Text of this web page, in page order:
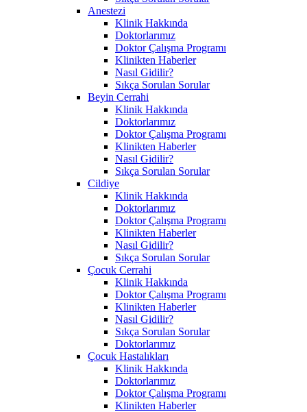
Anestezi
Klinik Hakkında
Doktorlarımız
Doktor Çalışma Programı
Klinikten Haberler
Nasıl Gidilir?
Sıkça Sorulan Sorular
Beyin Cerrahi
Klinik Hakkında
Doktorlarımız
Doktor Çalışma Programı
Klinikten Haberler
Nasıl Gidilir?
Sıkça Sorulan Sorular
Cildiye
Klinik Hakkında
Doktorlarımız
Doktor Çalışma Programı
Klinikten Haberler
Nasıl Gidilir?
Sıkça Sorulan Sorular
Çocuk Cerrahi
Klinik Hakkında
Doktor Çalışma Programı
Klinikten Haberler
Nasıl Gidilir?
Sıkça Sorulan Sorular
Doktorlarımız
Çocuk Hastalıkları
Klinik Hakkında
Doktorlarımız
Doktor Çalışma Programı
Klinikten Haberler